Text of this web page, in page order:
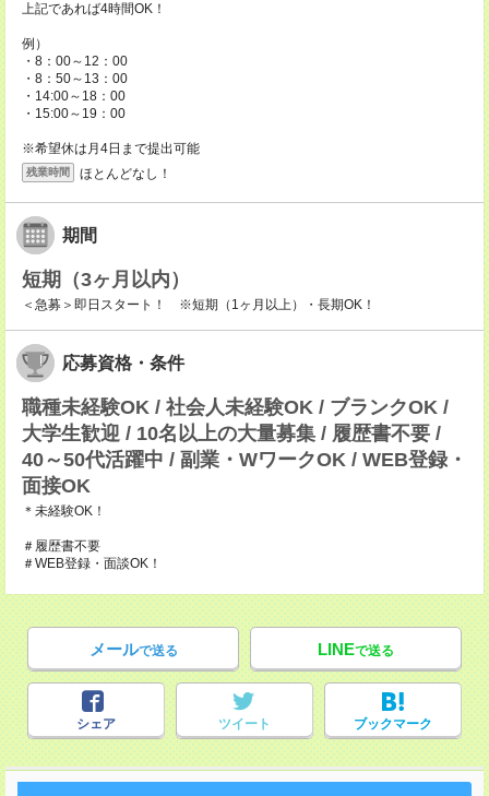
上記であれば4時間OK！
例）
・8：00～12：00
・8：50～13：00
・14:00～18：00
・15:00～19：00
※希望休は月4日まで提出可能
残業時間 ほとんどなし！
期間
短期（3ヶ月以内）
＜急募＞即日スタート！ ※短期（1ヶ月以上）・長期OK！
応募資格・条件
職種未経験OK / 社会人未経験OK / ブランクOK /
大学生歓迎 / 10名以上の大量募集 / 履歴書不要 /
40～50代活躍中 / 副業・WワークOK / WEB登録・
面接OK
＊未経験OK！
＃履歴書不要
＃WEB登録・面談OK！
メールで送る LINEで送る
シェア ツイート ブックマーク